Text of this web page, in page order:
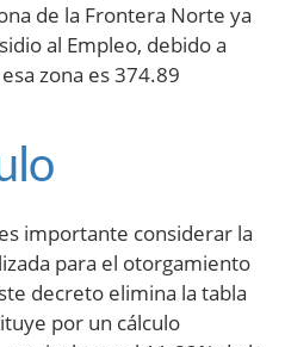
de la Frontera Norte ya
al Empleo, debido a
zona es 374.89
importante considerar la
para el otorgamiento
decreto elimina la tabla
por un cálculo